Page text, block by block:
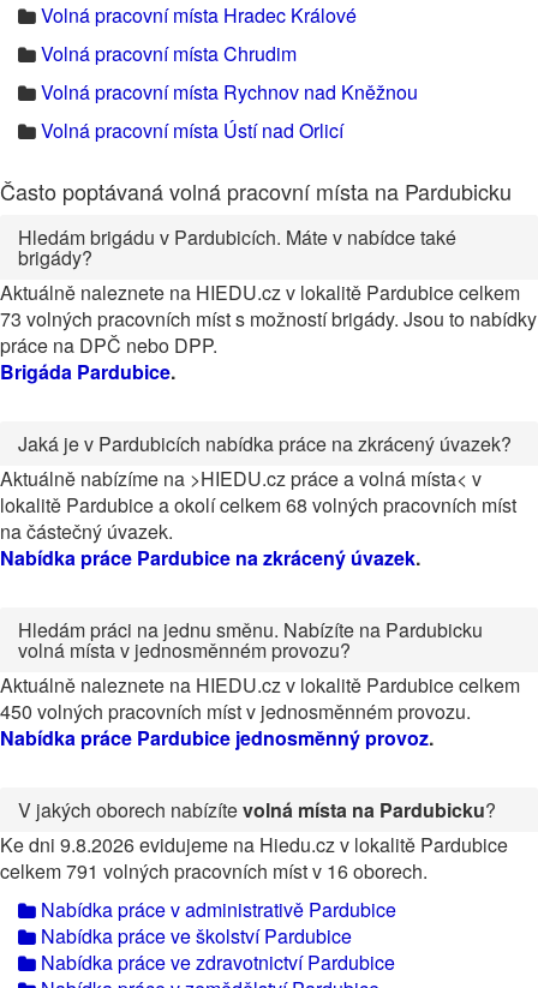
Volná pracovní místa Hradec Králové
Volná pracovní místa Chrudim
Volná pracovní místa Rychnov nad Kněžnou
Volná pracovní místa Ústí nad Orlicí
Často poptávaná volná pracovní místa na Pardubicku
Hledám brigádu v Pardubicích. Máte v nabídce také
brigády?
Aktuálně naleznete na HIEDU.cz v lokalitě Pardubice celkem
73 volných pracovních míst s možností brigády. Jsou to nabídky
práce na DPČ nebo DPP.
Brigáda Pardubice.
Jaká je v Pardubicích nabídka práce na zkrácený úvazek?
Aktuálně nabízíme na >HIEDU.cz práce a volná místa< v
lokalitě Pardubice a okolí celkem 68 volných pracovních míst
na částečný úvazek.
Nabídka práce Pardubice na zkrácený úvazek.
Hledám práci na jednu směnu. Nabízíte na Pardubicku
volná místa v jednosměnném provozu?
Aktuálně naleznete na HIEDU.cz v lokalitě Pardubice celkem
450 volných pracovních míst v jednosměnném provozu.
Nabídka práce Pardubice jednosměnný provoz.
V jakých oborech nabízítevolná místa na Pardubicku?
Ke dni 9.8.2026 evidujeme na Hiedu.cz v lokalitě Pardubice
celkem 791 volných pracovních míst v 16 oborech.
Nabídka práce v administrativě Pardubice
Nabídka práce ve školství Pardubice
Nabídka práce ve zdravotnictví Pardubice